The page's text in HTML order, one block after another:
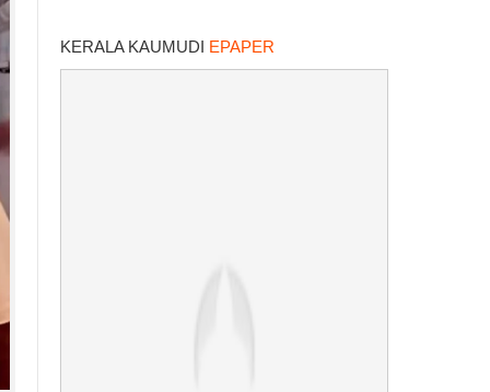
KERALA KAUMUDI EPAPER